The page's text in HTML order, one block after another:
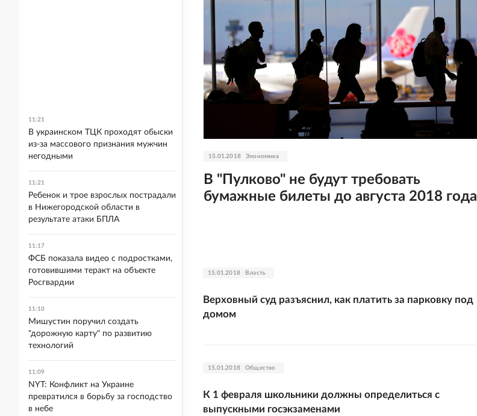
15.01.2018 Экономика
В "Пулково" не будут требовать
бумажные билеты до августа 2018 года
15.01.2018 Власть
Верховный суд разъяснил, как платить за парковку под
домом
15.01.2018 Общество
К 1 февраля школьники должны определиться с
выпускными госэкзаменами
11:21
В украинском ТЦК проходят обыски
из-за массового признания мужчин
негодными
11:21
Ребенок и трое взрослых пострадали
в Нижегородской области в
результате атаки БПЛА
11:17
ФСБ показала видео с подростками,
готовившими теракт на объекте
Росгвардии
11:10
Мишустин поручил создать
"дорожную карту" по развитию
технологий
11:09
NYT: Конфликт на Украине
превратился в борьбу за господство
в небе